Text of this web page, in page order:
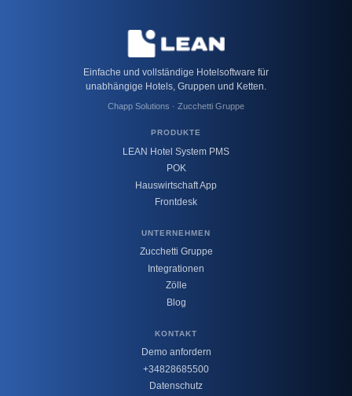
Einfache und vollständige Hotelsoftware für
unabhängige Hotels, Gruppen und Ketten.
Chapp Solutions · Zucchetti Gruppe
PRODUKTE
LEAN Hotel System PMS
POK
Hauswirtschaft App
Frontdesk
UNTERNEHMEN
Zucchetti Gruppe
Integrationen
Zölle
Blog
KONTAKT
Demo anfordern
+34828685500
Datenschutz